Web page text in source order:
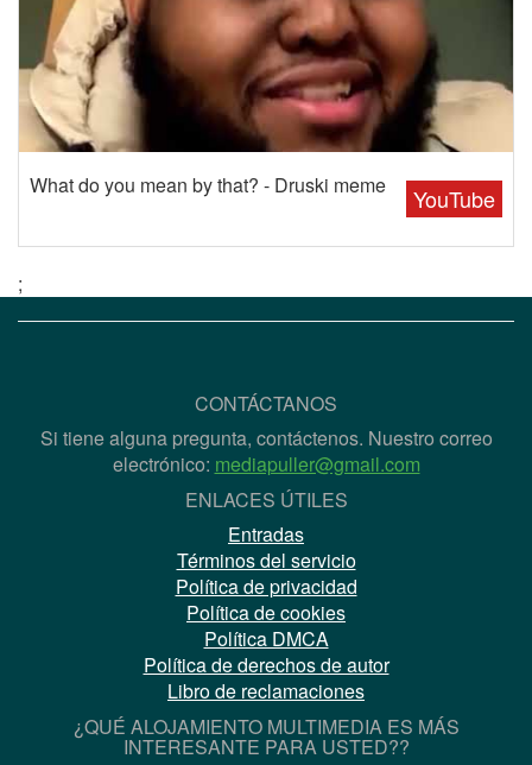
YouTube
What do you mean by that? - Druski meme
;
CONTÁCTANOS
Si tiene alguna pregunta, contáctenos. Nuestro correo
electrónico: mediapuller@gmail.com
ENLACES ÚTILES
Entradas
Términos del servicio
Política de privacidad
Política de cookies
Política DMCA
Política de derechos de autor
Libro de reclamaciones
¿QUÉ ALOJAMIENTO MULTIMEDIA ES MÁS
INTERESANTE PARA USTED??